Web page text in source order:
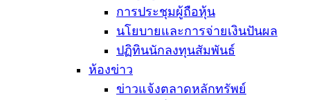
การประชุมผู้ถือหุ้น
นโยบายและการจ่ายเงินปันผล
ปฏิทินนักลงทุนสัมพันธ์
ห้องข่าว
ข่าวแจ้งตลาดหลักทรัพย์